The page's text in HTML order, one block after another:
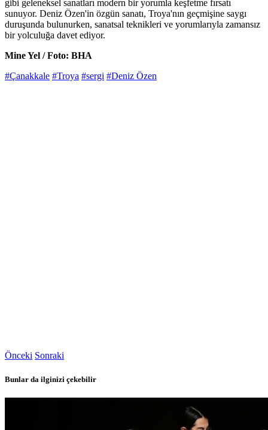
gibi geleneksel sanatları modern bir yorumla keşfetme fırsatı
sunuyor. Deniz Özen'in özgün sanatı, Troya'nın geçmişine saygı
duruşunda bulunurken, sanatsal teknikleri ve yorumlarıyla zamansız
bir yolculuğa davet ediyor.
Mine Yel / Foto: BHA
#Çanakkale #Troya #sergi #Deniz Özen
Önceki Sonraki
Bunlar da ilginizi çekebilir